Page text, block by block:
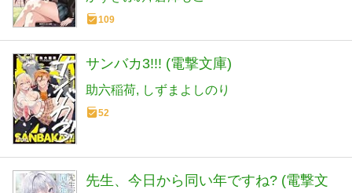
109
サンバカ3!!! (電撃文庫)
助六稲荷 しずまよしのり
52
先生、今日から同い年ですね? (電撃文